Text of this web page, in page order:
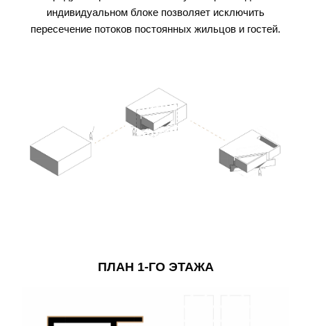
индивидуальном блоке позволяет исключить
пересечение потоков постоянных жильцов и гостей.
ПЛАН 1-ГО ЭТАЖА